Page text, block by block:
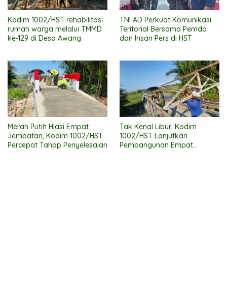
Kodim 1002/HST rehabilitasi
rumah warga melalui TMMD
ke-129 di Desa Awang
TNI AD Perkuat Komunikasi
Teritorial Bersama Pemda
dan Insan Pers di HST
Merah Putih Hiasi Empat
Jembatan, Kodim 1002/HST
Percepat Tahap Penyelesaian
Tak Kenal Libur, Kodim
1002/HST Lanjutkan
Pembangunan Empat